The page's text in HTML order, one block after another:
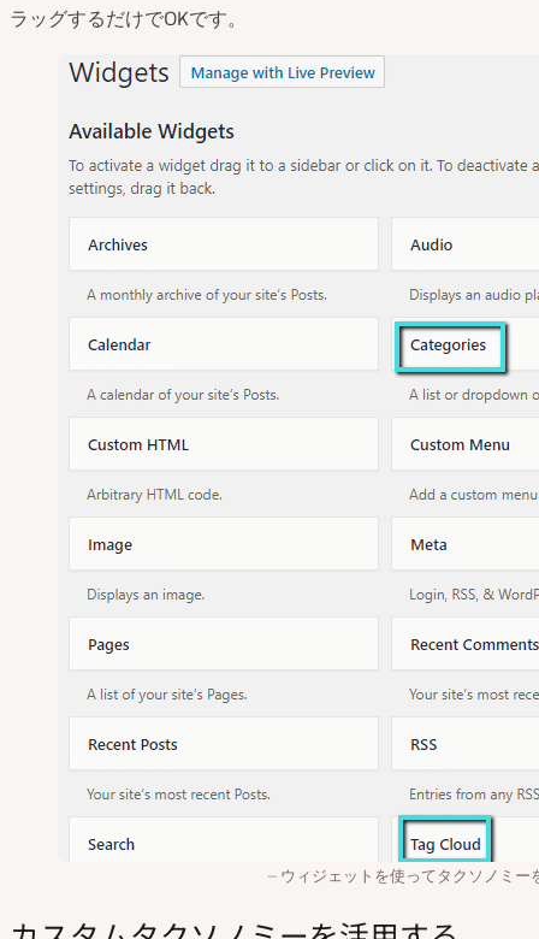
ラッグするだけでOKです。
ウィジェットを使ってタクソノミー